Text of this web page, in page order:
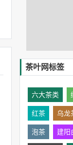
茶叶网标签
六大茶类
红茶
乌龙
泡茶
建阳